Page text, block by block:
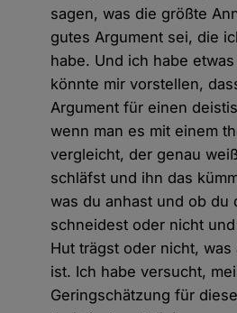
sagen, was die größte
gutes Argument sei, die
habe. Und ich habe
könnte mir vorstellen,
Argument für einen
wenn man es mit einem
vergleicht, der genau
schläfst und ihn das
was du anhast und ob du
schneidest oder nicht
Hut trägst oder nicht, was
ist. Ich habe versucht,
Geringschätzung für